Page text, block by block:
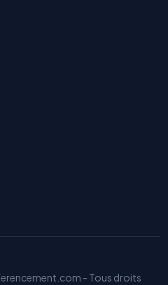
- Tous droits